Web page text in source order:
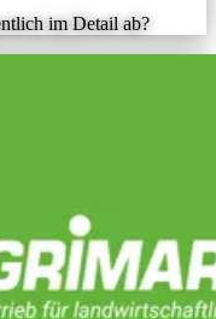
im Detail ab?